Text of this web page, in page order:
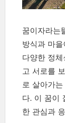
꿈이자라는
방식과 마
다양한 정
고 서로를
로 살아가
다. 이 꿈이
한 관심과